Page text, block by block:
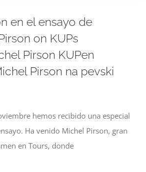
en el ensayo de
on KUPs
Pirson KUPen
Pirson na pevski
hemos recibido una especial
Ha venido Michel Pirson, gran
en Tours, donde